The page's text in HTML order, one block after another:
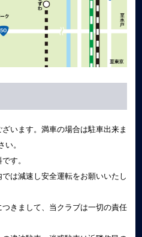
います。満車の場合は駐車出来ま
。
す。
は減速し安全運転をお願いいたし
きまして、当クラブは一切の責任